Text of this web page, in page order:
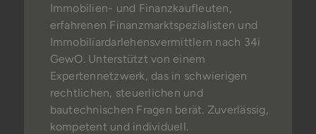
Immobilien- und Finanzkaufleuten,
erfahrenen Finanzmarktspezialisten und
Immobiliardarlehensvermittlern nach 34i
GewO. Unterstützt von einem
Expertennetzwerk, das in schwierigen
rechtlichen, steuerlichen und
bautechnischen Fragen berät. Zuverlässig,
kompetent und individuell.